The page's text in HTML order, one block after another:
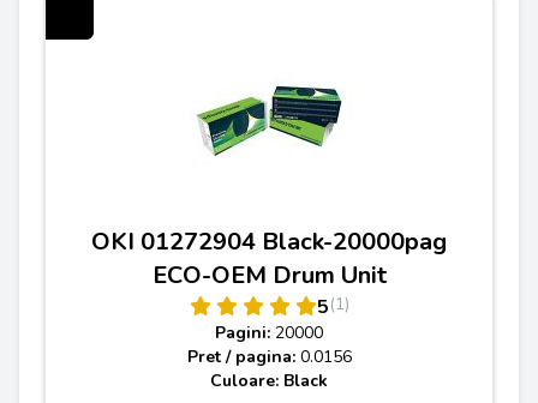
OKI 01272904 Black-20000pag
ECO-OEM Drum Unit
5(1)
Pagini: 20000
Pret / pagina: 0.0156
Culoare: Black